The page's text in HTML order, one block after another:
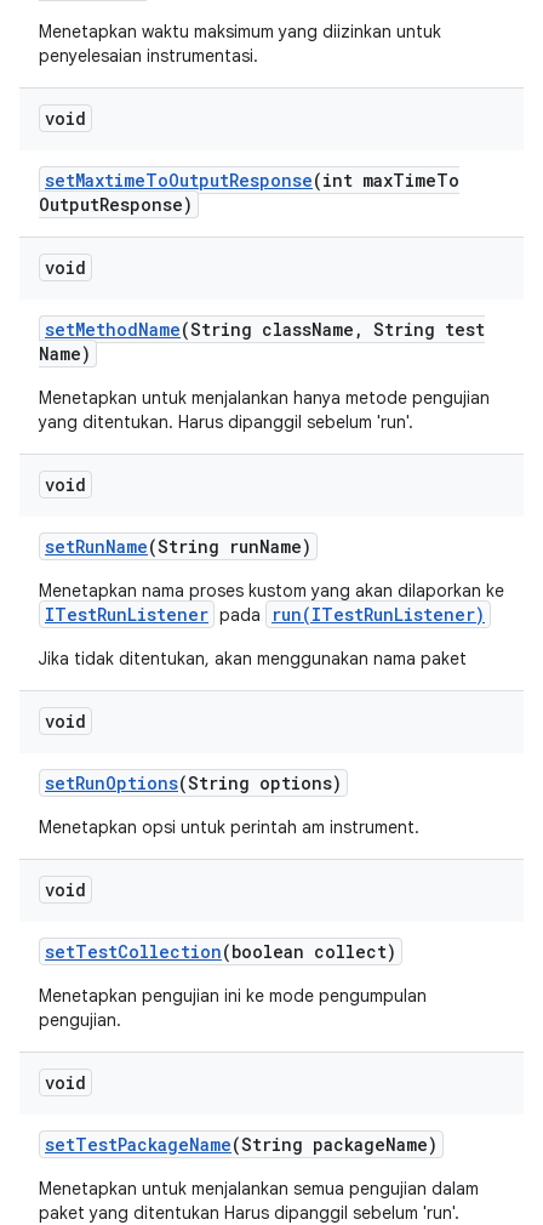
Menetapkan waktu maksimum yang diizinkan untuk
penyelesaian instrumentasi.
void
setMaxtimeToOutputResponse(int maxTimeTo
OutputResponse)
void
setMethodName(String className , String test
Name)
Menetapkan untuk menjalankan hanya metode pengujian
yang ditentukan. Harus dipanggil sebelum 'run'.
void
setRunName(String runName)
Menetapkan nama proses kustom yang akan dilaporkan ke
ITestRunListener pada run(ITestRunListener)
Jika tidak ditentukan, akan menggunakan nama paket
void
setRunOptions(String options)
Menetapkan opsi untuk perintah am instrument.
void
setTestCollection(boolean collect)
Menetapkan pengujian ini ke mode pengumpulan
pengujian.
void
setTestPackageName(String packageName)
Menetapkan untuk menjalankan semua pengujian dalam
paket yang ditentukan Harus dipanggil sebelum 'run'.